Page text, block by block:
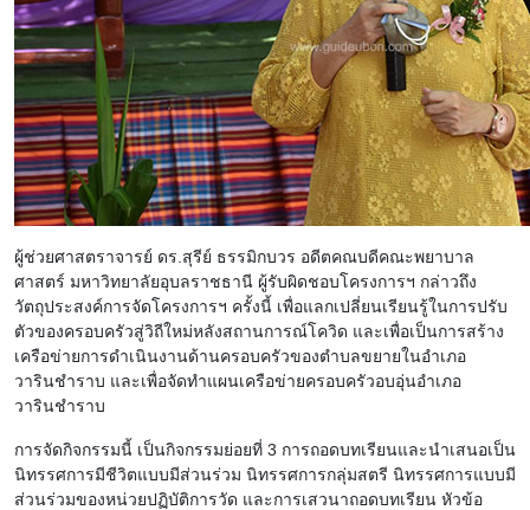
ผู้ช่วยศาสตราจารย์ ดร.สุรีย์ ธรรมิกบวร อดีตคณบดีคณะพยาบาล
ศาสตร์ มหาวิทยาลัยอุบลราชธานี ผู้รับผิดชอบโครงการฯ กล่าวถึง
วัตถุประสงค์การจัดโครงการฯ ครั้งนี้ เพื่อแลกเปลี่ยนเรียนรู้ในการปรับ
ตัวของครอบครัวสู่วิถีใหม่หลังสถานการณ์โควิด และเพื่อเป็นการสร้าง
เครือข่ายการดำเนินงานด้านครอบครัวของตำบลขยายในอำเภอ
วารินชำราบ และเพื่อจัดทำแผนเครือข่ายครอบครัวอบอุ่นอำเภอ
วารินชำราบ
การจัดกิจกรรมนี้ เป็นกิจกรรมย่อยที่ 3 การถอดบทเรียนและนำเสนอเป็น
นิทรรศการมีชีวิตแบบมีส่วนร่วม นิทรรศการกลุ่มสตรี นิทรรศการแบบมี
ส่วนร่วมของหน่วยปฏิบัติการวัด และการเสวนาถอดบทเรียน หัวข้อ